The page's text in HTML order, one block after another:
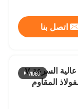
اتصل بنا
1240 الهيدروليكية عالية السرعة V
المقاوم